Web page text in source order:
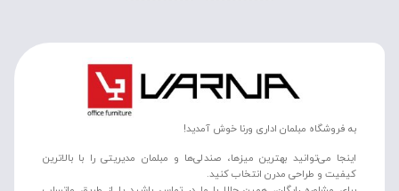
به فروشگاه مبلمان اداری ورنا خوش آمدید!
اینجا می‌توانید بهترین میزها، صندلی‌ها و مبلمان مدیریتی را با بالاترین
کیفیت و طراحی مدرن انتخاب کنید.